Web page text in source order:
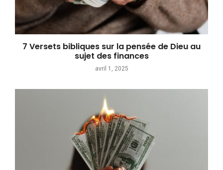
7 Versets bibliques sur la pensée de Dieu au
sujet des finances
avril 1, 2025